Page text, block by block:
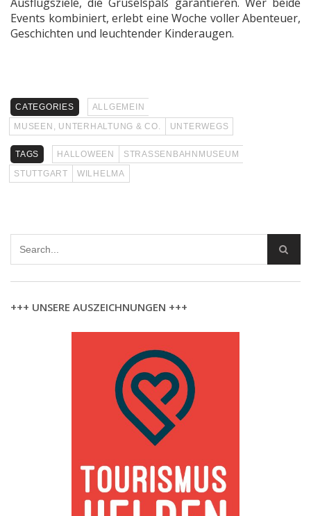
Events kombiniert, erlebt eine Woche voller Abenteuer,
Geschichten und leuchtender Kinderaugen.
CATEGORIES
ALLGEMEIN
MUSEEN, UNTERHALTUNG & CO.
UNTERWEGS
TAGS HALLOWEEN
STRASSENBAHNMUSEUM
STUTTGART
WILHELMA
+++ UNSERE AUSZEICHNUNGEN +++